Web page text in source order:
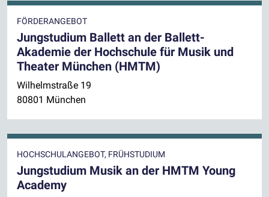
FÖRDERANGEBOT
Jungstudium Ballett an der Ballett-
Akademie der Hochschule für Musik und
Theater München (HMTM)
Wilhelmstraße 19
80801 München
HOCHSCHULANGEBOT, FRÜHSTUDIUM
Jungstudium Musik an der HMTM Young
Academy